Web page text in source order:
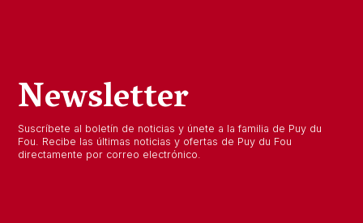
Newsletter
Suscríbete al boletín de noticias y únete a la familia de Puy du
Fou. Recibe las últimas noticias y ofertas de Puy du Fou
directamente por correo electrónico.